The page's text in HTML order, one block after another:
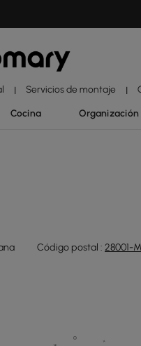
| Servicios de montaje |
Cocina Organización
Código postal : 28001-